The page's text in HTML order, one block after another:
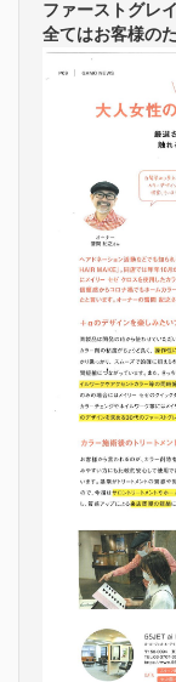
ファーストグレ
全てはお客様の